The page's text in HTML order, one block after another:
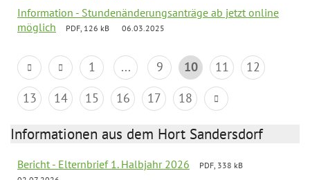
Information - Stundenänderungsanträge ab jetzt online
möglich
PDF, 126 kB 06.03.2025
1 ... 9 10 11
12
13
14 15 16 17 18
Informationen aus dem Hort Sandersdorf
Bericht - Elternbrief 1. Halbjahr 2026
PDF, 338 kB